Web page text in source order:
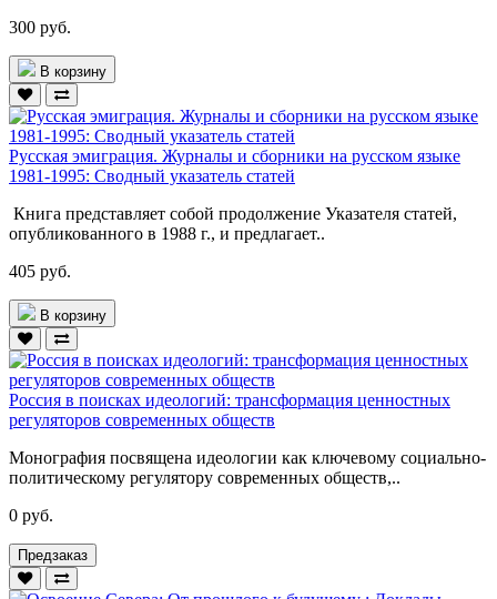
300 руб.
В корзину
Русская эмиграция. Журналы и сборники на русском языке
1981-1995: Сводный указатель статей
Книга представляет собой продолжение Указателя статей,
опубликованного в 1988 г., и предлагает..
405 руб.
В корзину
Россия в поисках идеологий: трансформация ценностных
регуляторов современных обществ
Монография посвящена идеологии как ключевому социально-
политическому регулятору современных обществ,..
0 руб.
Предзаказ